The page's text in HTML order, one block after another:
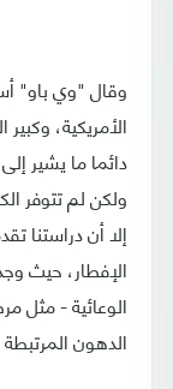
وقال "وي باو"
الأمريكية،
دائما ما يشير
ولكن لم تتوفر
إلا أن دراستنا
الإفطار، حيث
الوعائية - مثل
الدهون